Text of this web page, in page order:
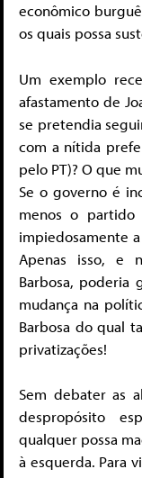
econômico
os quais possa
Um exemplo
afastamento de
se pretendia
com a nítida
pelo PT)? O que
Se o governo é
menos o
impiedosamente
Apenas isso, e
Barbosa, poderia
mudança na
Barbosa do qual
privatizações!
Sem debater as
despropósito
qualquer possa
à esquerda. Para